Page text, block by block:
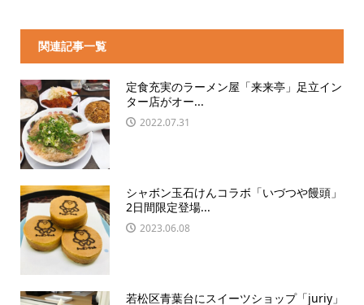
関連記事一覧
定食充実のラーメン屋「来来亭」足立イン
ター店がオー...
2022.07.31
シャボン玉石けんコラボ「いづつや饅頭」
2日間限定登場...
2023.06.08
若松区青葉台にスイーツショップ「juriy」